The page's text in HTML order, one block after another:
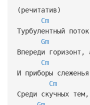
(речитатив)
Cm
Турбулентный
Gm
Впереди горизонт,
Cm
И приборы
Cm
Среди скучных